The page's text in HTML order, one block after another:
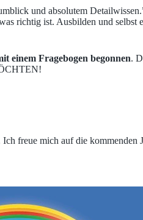
und absolutem
richtig ist. Ausbilden und
einem Fragebogen begonnen.
freue mich auf die kommenden